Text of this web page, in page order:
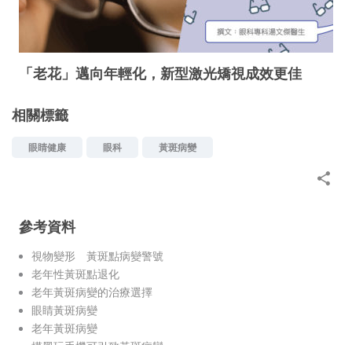
「老花」邁向年輕化，新型激光矯視成效更佳
相關標籤
眼睛健康 眼科 黃斑病變
參考資料
視物變形 黃斑點病變警號
老年性黃斑點退化
老年黃斑病變的治療選擇
眼睛黃斑病變
老年黃斑病變